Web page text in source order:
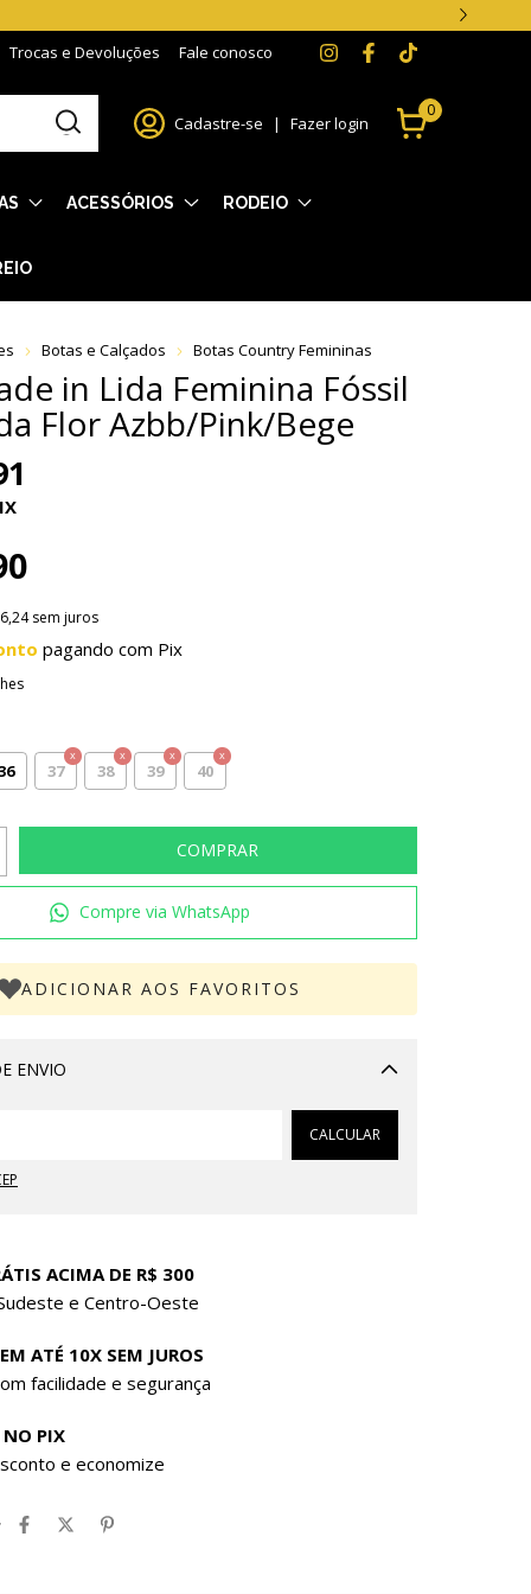
Trocas e Devoluções Fale conosco
Cadastre-se | Fazer login
0
ACESSÓRIOS RODEIO
Botas e Calçados Botas Country Femininas
in Lida Feminina Fóssil
Flor Azbb/Pink/Bege
sem juros
pagando com Pix
37 38 39 40
Compre via WhatsApp
ADICIONAR AOS FAVORITOS
ENVIO
Alterar CEP
CALCULAR
ACIMA DE R$ 300
e Centro-Oeste
ATÉ 10X SEM JUROS
facilidade e segurança
PIX
e economize